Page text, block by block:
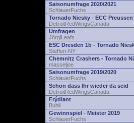
Saisonumfrage 2020/2021
SchlauerFuchs
Tornado Niesky - ECC Preussen
DetroitRedWingsCanada
Umfragen
JörgiLeafs
ESC Dresden 1b - Tornado
Steffen-NY
Chemnitz Crashers - Tornado
masseljoe
Saisonumfrage 2019/2020
SchlauerFuchs
Schön dass Ihr wieder da seid
DetroitRedWingsCanada
Frýdlant
Buhli
Gewinnspiel - Meister 2019
SchlauerFuchs